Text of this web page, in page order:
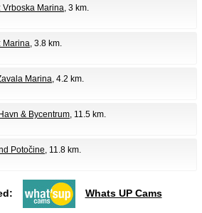
: Vrboska Marina, 3 km.
: Marina, 3.8 km.
Marina, 4.2 km.
& Bycentrum, 11.5 km.
Potočine, 11.8 km.
Whats UP Cams